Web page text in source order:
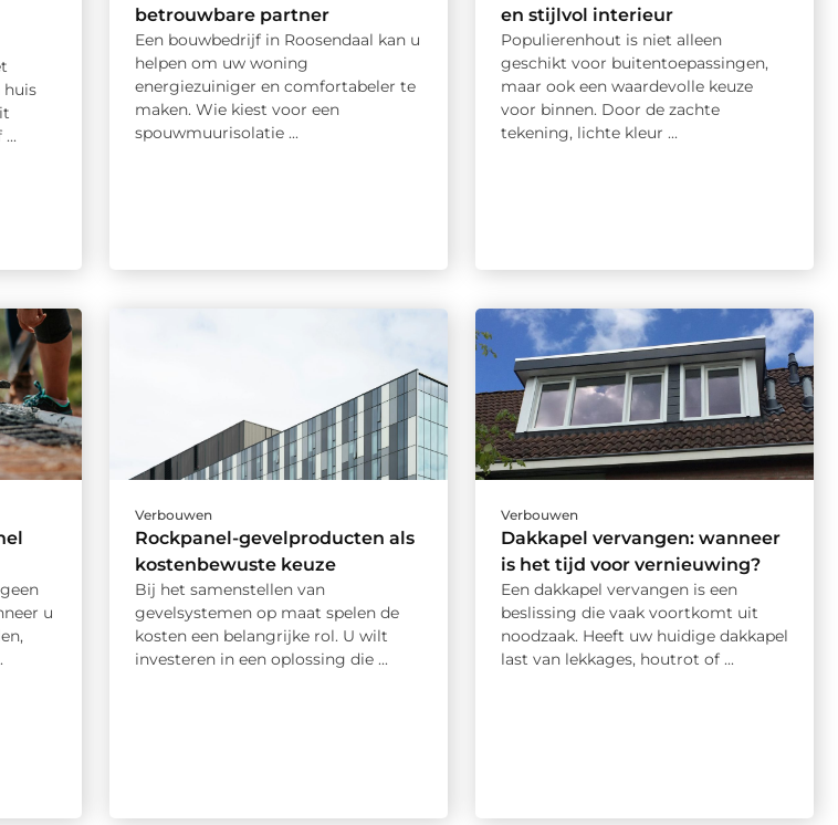
huis
betrouwbare partner
Een bouwbedrijf in Roosendaal kan u
helpen om uw woning
energiezuiniger en comfortabeler te
maken. Wie kiest voor een
spouwmuurisolatie ...
en stijlvol interieur
Populierenhout is niet alleen
geschikt voor buitentoepassingen,
maar ook een waardevolle keuze
voor binnen. Door de zachte
tekening, lichte kleur ...
u
Verbouwen
Rockpanel-gevelproducten als
kostenbewuste keuze
Bij het samenstellen van
gevelsystemen op maat spelen de
kosten een belangrijke rol. U wilt
investeren in een oplossing die ...
Verbouwen
Dakkapel vervangen: wanneer
is het tijd voor vernieuwing?
Een dakkapel vervangen is een
beslissing die vaak voortkomt uit
noodzaak. Heeft uw huidige dakkapel
last van lekkages, houtrot of ...